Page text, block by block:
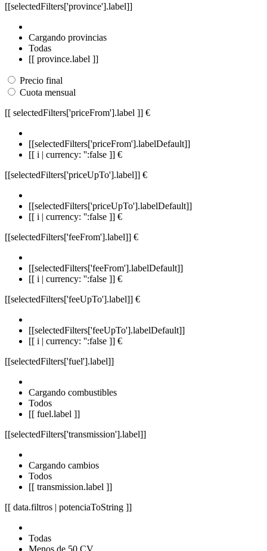
[[selectedFilters['province'].label]]
Cargando provincias
Todas
[[ province.label ]]
Precio final
Cuota mensual
[[ selectedFilters['priceFrom'].label ]] €
[[selectedFilters['priceFrom'].labelDefault]]
[[ i | currency: '':false ]] €
[[selectedFilters['priceUpTo'].label]] €
[[selectedFilters['priceUpTo'].labelDefault]]
[[ i | currency: '':false ]] €
[[selectedFilters['feeFrom'].label]] €
[[selectedFilters['feeFrom'].labelDefault]]
[[ i | currency: '':false ]] €
[[selectedFilters['feeUpTo'].label]] €
[[selectedFilters['feeUpTo'].labelDefault]]
[[ i | currency: '':false ]] €
[[selectedFilters['fuel'].label]]
Cargando combustibles
Todos
[[ fuel.label ]]
[[selectedFilters['transmission'].label]]
Cargando cambios
Todos
[[ transmission.label ]]
[[ data.filtros | potenciaToString ]]
Todas
Menos de 50 CV